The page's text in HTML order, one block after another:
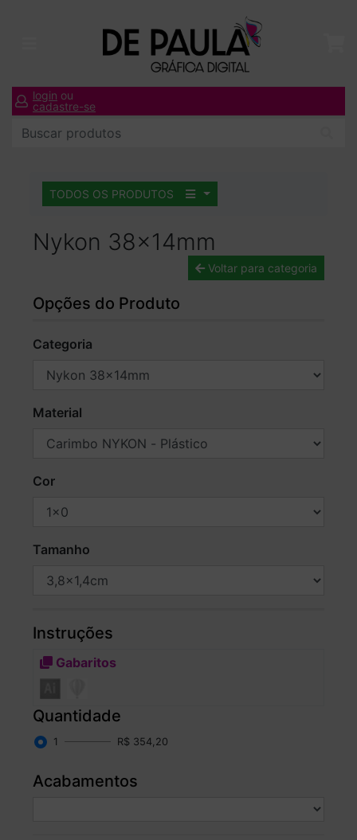
login ou
cadastre-se
TODOS OS PRODUTOS
Nykon 38x14mm
Voltar para categoria
Opções do Produto
Categoria
Material
Cor
Tamanho
Instruções
Gabaritos
Quantidade
1 R$ 354,20
Acabamentos